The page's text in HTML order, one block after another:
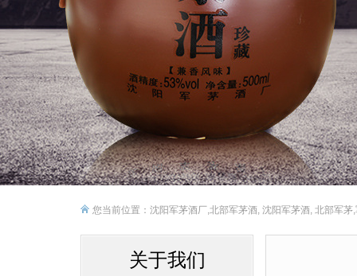
您当前位置： 沈阳军茅酒厂,北部军茅酒, 沈阳军茅酒, 北部军茅
关于我们